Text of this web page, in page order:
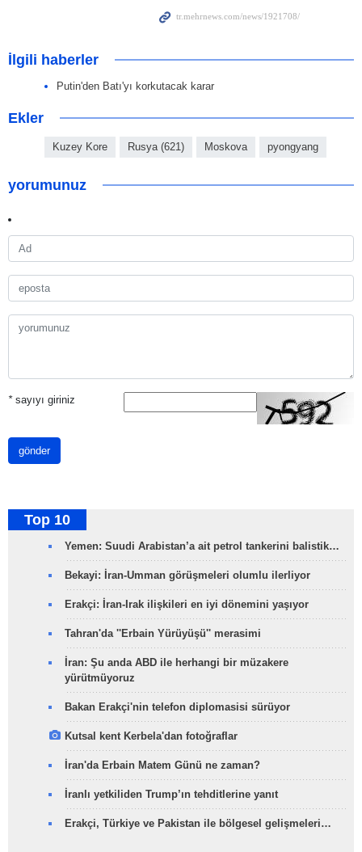
İlgili haberler
Putin'den Batı'yı korkutacak karar
Ekler
Kuzey Kore Rusya (621) Moskova pyongyang
yorumunuz
*sayıyı giriniz
gönder
Top 10
Yemen: Suudi Arabistan’a ait petrol tankerini balistik…
Bekayi: İran-Umman görüşmeleri olumlu ilerliyor
Erakçi: İran-Irak ilişkileri en iyi dönemini yaşıyor
Tahran'da ''Erbain Yürüyüşü'' merasimi
İran: Şu anda ABD ile herhangi bir müzakere
yürütmüyoruz
Bakan Erakçi'nin telefon diplomasisi sürüyor
Kutsal kent Kerbela'dan fotoğraflar
İran'da Erbain Matem Günü ne zaman?
İranlı yetkiliden Trump’ın tehditlerine yanıt
Erakçi, Türkiye ve Pakistan ile bölgesel gelişmeleri…